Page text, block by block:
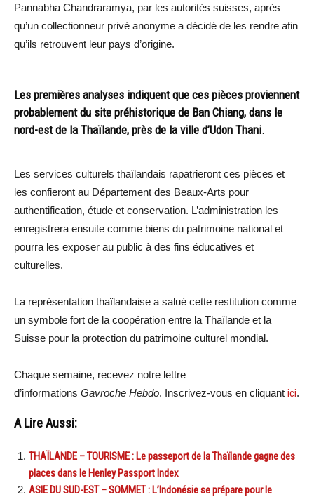
Pannabha Chandraramya, par les autorités suisses, après
qu’un collectionneur privé anonyme a décidé de les rendre afin
qu’ils retrouvent leur pays d’origine.
Les premières analyses indiquent que ces pièces proviennent
probablement du site préhistorique de Ban Chiang, dans le
nord-est de la Thaïlande, près de la ville d’Udon Thani.
Les services culturels thaïlandais rapatrieront ces pièces et
les confieront au Département des Beaux-Arts pour
authentification, étude et conservation. L’administration les
enregistrera ensuite comme biens du patrimoine national et
pourra les exposer au public à des fins éducatives et
culturelles.
La représentation thaïlandaise a salué cette restitution comme
un symbole fort de la coopération entre la Thaïlande et la
Suisse pour la protection du patrimoine culturel mondial.
Chaque semaine, recevez notre lettre
d’informations Gavroche Hebdo. Inscrivez-vous en cliquant ici.
A Lire Aussi:
THAÏLANDE – TOURISME : Le passeport de la Thaïlande gagne des
places dans le Henley Passport Index
ASIE DU SUD-EST – SOMMET : L’Indonésie se prépare pour le